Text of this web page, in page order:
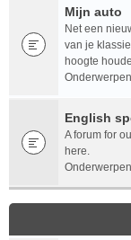
Mijn auto
Net een
van je
hoogte
English
A forum for
here.